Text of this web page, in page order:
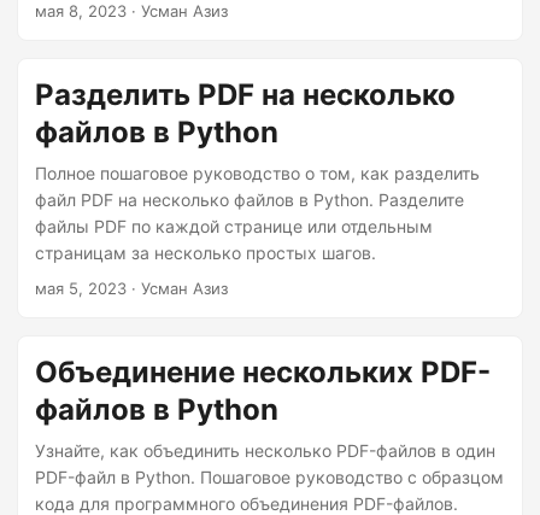
мая 8, 2023 · Усман Азиз
Разделить PDF на несколько
файлов в Python
Полное пошаговое руководство о том, как разделить
файл PDF на несколько файлов в Python. Разделите
файлы PDF по каждой странице или отдельным
страницам за несколько простых шагов.
мая 5, 2023 · Усман Азиз
Объединение нескольких PDF-
файлов в Python
Узнайте, как объединить несколько PDF-файлов в один
PDF-файл в Python. Пошаговое руководство с образцом
кода для программного объединения PDF-файлов.